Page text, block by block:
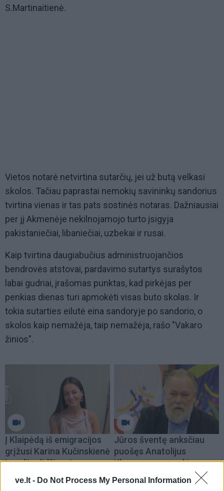
ve.lt - Do Not Process My Personal Information
S.Martinaitienė.
Vietos notarė netvirtina sutarčių, jei už butą velkasi
skolos. Tačiau paprastai nemokių savininkų sandorius
tvirtina vienas ir tas pats sostinės notaras. Dažniausiai
per jį Akmenėje nekilnojamojo turto įsigyja
pakistaniečiai, libaniečiai, uzbekai ir rusai.
Kaip tvirtina daugiabučius administruojančios
bendrovės atstovai, pardavimo sutartys surašytos
labai gudriai, įrašomas punktas, kad pirkėjas per
penkias dienas turi apmokėti visas buto skolas. Ir
tokia sutarties eilutė eina sandoryje po sandorio, o
skolos kaip nemažėja, taip nemažėja, rašo "Vakaro
žinios".
Į Klaipėdą iš emigracijos
grįžusi Karina Kučinskienė
įvardijo didžiausią savo
Jūros šventę anksčiau
puošęs Anatolijus
Klemencovas: gal jau